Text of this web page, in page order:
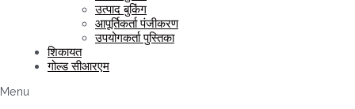
उत्पाद बुकिंग
आपूर्तिकर्ता पंजीकरण
उपयोगकर्ता पुस्तिका
शिकायत
गोल्ड सीआरएम
Menu